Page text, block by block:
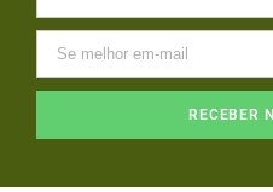
RECEBER